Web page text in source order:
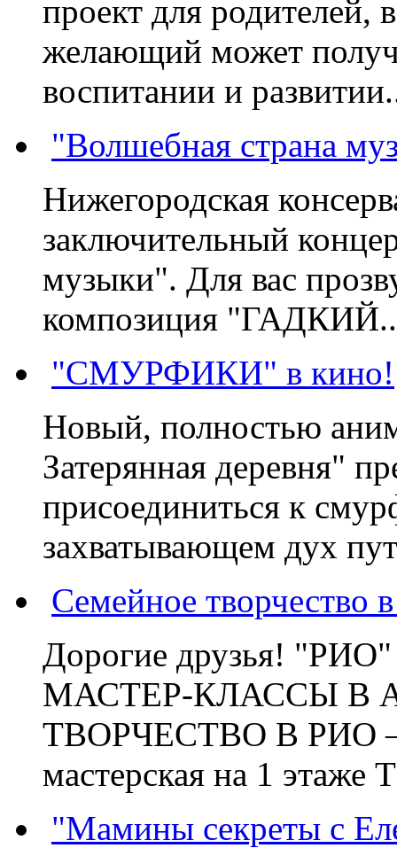
проект для родителей,
желающий может
воспитании и
"Волшебная страна
Нижегородская
заключительный
музыки". Для вас
композиция
"СМУРФИКИ" в кино!
Новый, полностью
Затерянная деревня"
присоединиться к
захватывающем дух
Семейное творчество
Дорогие друзья!
МАСТЕР-КЛАССЫ В
ТВОРЧЕСТВО В РИО –
мастерская на 1
"Мамины секреты с